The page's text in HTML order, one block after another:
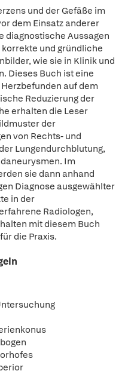
und der Gefäße im
dem Einsatz anderer
diagnostische Aussagen
und gründliche
wie sie in Klinik und
Dieses Buch ist eine
auf dem
Reduzierung der
erhalten die Leser
der
von Rechts- und
Lungendurchblutung,
Im
sie dann anhand
Diagnose ausgewählter
in der
Radiologen,
mit diesem Buch
die Praxis.